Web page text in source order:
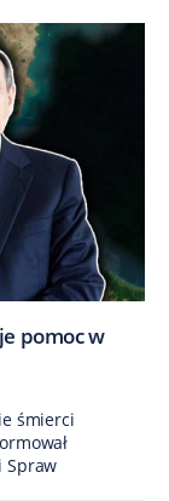
pomoc w
śmierci
Spraw